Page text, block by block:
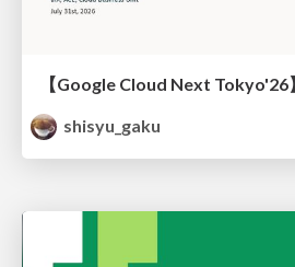
shisyu_gaku